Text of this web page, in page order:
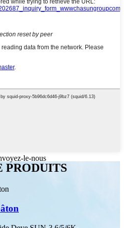
le-nous
PRODUITS